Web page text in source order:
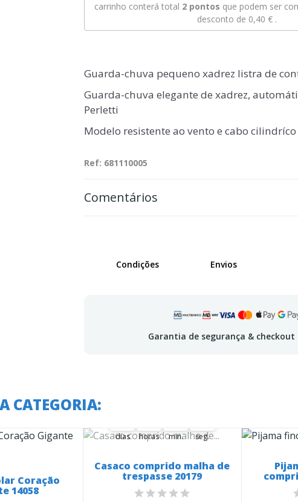
carrinho conterá total 2pontos que podem ser
desconto de 0,40 € .
Guarda-chuva pequeno xadrez listra de
Guarda-chuva elegante de xadrez,
Perletti
Modelo resistente ao vento e cabo cilindríco
Ref: 681110005
Comentários
Condições Envios
Garantia de segurança & checkout
CATEGORIA:
Coração
14058
dias horas min. seg.
Casaco comprido malha de
trespasse 20179